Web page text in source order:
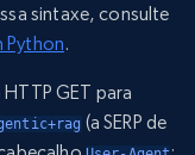
sintaxe, consulte
Python.
GET para
(a SERP de